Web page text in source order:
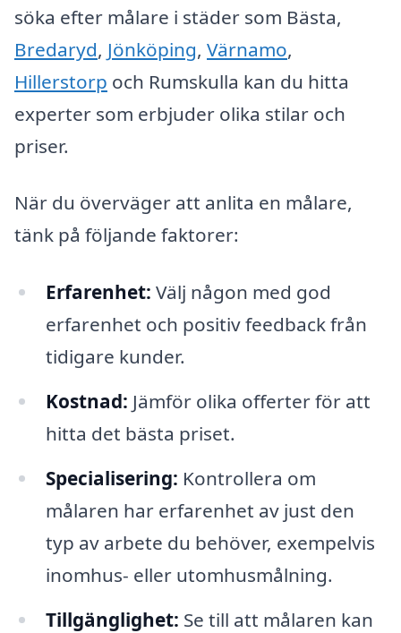
söka efter målare i städer som Bästa,
Bredaryd, Jönköping, Värnamo,
Hillerstorp och Rumskulla kan du hitta
experter som erbjuder olika stilar och
priser.
När du överväger att anlita en målare,
tänk på följande faktorer:
Erfarenhet: Välj någon med god
erfarenhet och positiv feedback från
tidigare kunder.
Kostnad: Jämför olika offerter för att
hitta det bästa priset.
Specialisering: Kontrollera om
målaren har erfarenhet av just den
typ av arbete du behöver, exempelvis
inomhus- eller utomhusmålning.
Tillgänglighet: Se till att målaren kan